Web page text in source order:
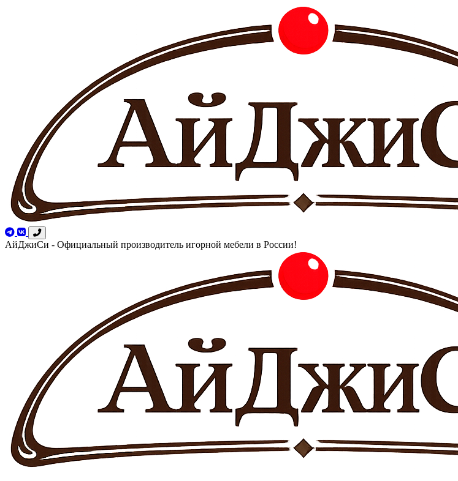
АйДжиСи - Официальный производитель игорной мебели в России!